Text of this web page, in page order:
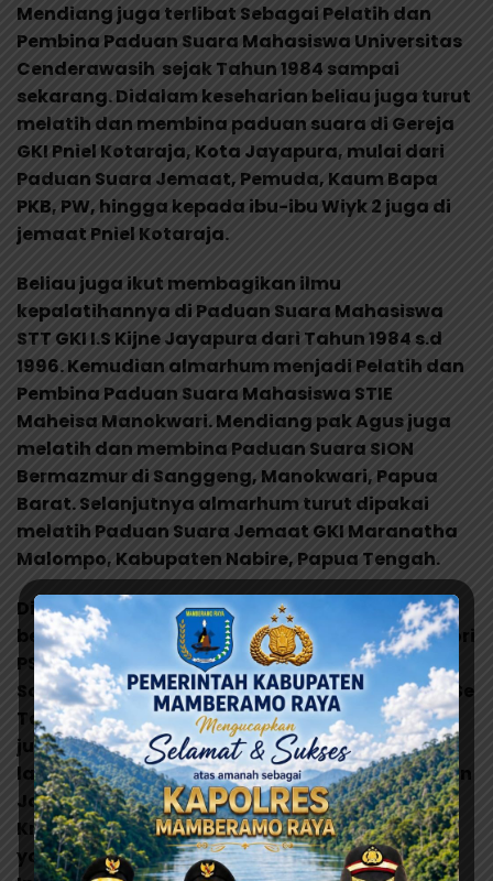
Mendiang juga terlibat Sebagai Pelatih dan
Pembina Paduan Suara Mahasiswa Universitas
Cenderawasih sejak Tahun 1984 sampai
sekarang. Didalam keseharian beliau juga turut
melatih dan membina paduan suara di Gereja
GKI Pniel Kotaraja, Kota Jayapura, mulai dari
Paduan Suara Jemaat, Pemuda, Kaum Bapa
PKB, PW, hingga kepada ibu-ibu Wiyk 2 juga di
jemaat Pniel Kotaraja.
Beliau juga ikut membagikan ilmu
kepalatihannya di Paduan Suara Mahasiswa
STT GKI I.S Kijne Jayapura dari Tahun 1984 s.d
1996. Kemudian almarhum menjadi Pelatih dan
Pembina Paduan Suara Mahasiswa STIE
Maheisa Manokwari. Mendiang pak Agus juga
melatih dan membina Paduan Suara SION
Bermazmur di Sanggeng, Manokwari, Papua
Barat. Selanjutnya almarhum turut dipakai
melatih Paduan Suara Jemaat GKI Maranatha
Malompo, Kabupaten Nabire, Papua Tengah.
Disamping sebagai pelatih paduan suara,
beliau juga terlibat sebagai Dewan Juri Kategori
PSDC, PSRP, PSW, PSP, PSA, VG, Solo Anak, dan
Solo Remaja di berbagai Kabupaten dan Kota Se
Tanah Papua. Kemudian almarhum terlibat
juga sebagai Arranger pada beberapa lagu-
lagu daerah Papua, musik pop Indonesia di Irian
Jaya/Papua. Lagu-lagu Nasional, puji-pujian
Kristen di Gereja, lagu POP berbahasa Inggris
yang di paduan suarakan, lagu-lagu pop